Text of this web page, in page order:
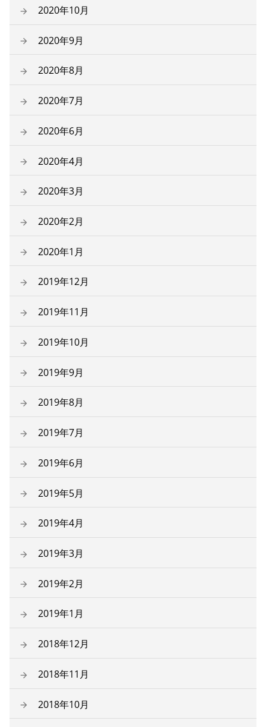
2020年10月
2020年9月
2020年8月
2020年7月
2020年6月
2020年4月
2020年3月
2020年2月
2020年1月
2019年12月
2019年11月
2019年10月
2019年9月
2019年8月
2019年7月
2019年6月
2019年5月
2019年4月
2019年3月
2019年2月
2019年1月
2018年12月
2018年11月
2018年10月